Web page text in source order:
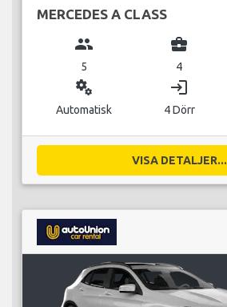
MERCEDES A CLASS
group
5
business_center
4
miscellaneous_services
Automatisk
login
4 Dörr
VISA DETALJER...